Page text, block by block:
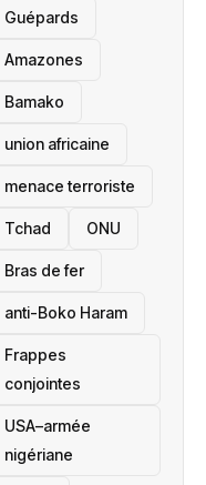
Guépards
Amazones
Bamako
union africaine
menace terroriste
‎Tchad ONU
Bras de fer
anti-Boko Haram
Frappes
conjointes
USA–armée
nigériane